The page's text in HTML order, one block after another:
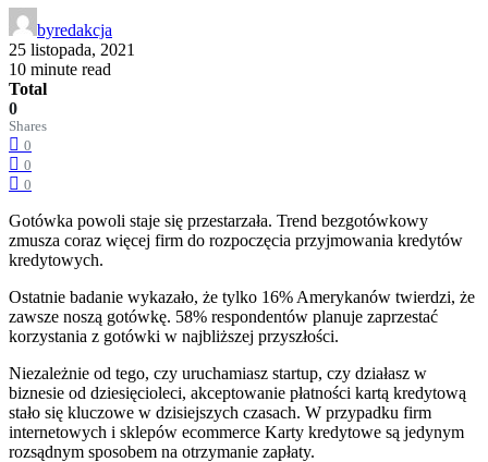
byredakcja
25 listopada, 2021
10 minute read
Total
0
Shares
0
0
0
Gotówka powoli staje się przestarzała. Trend bezgotówkowy
zmusza coraz więcej firm do rozpoczęcia przyjmowania kredytów
kredytowych.
Ostatnie badanie wykazało, że tylko 16% Amerykanów twierdzi, że
zawsze noszą gotówkę. 58% respondentów planuje zaprzestać
korzystania z gotówki w najbliższej przyszłości.
Niezależnie od tego, czy uruchamiasz startup, czy działasz w
biznesie od dziesięcioleci, akceptowanie płatności kartą kredytową
stało się kluczowe w dzisiejszych czasach. W przypadku firm
internetowych i sklepów ecommerce Karty kredytowe są jedynym
rozsądnym sposobem na otrzymanie zapłaty.